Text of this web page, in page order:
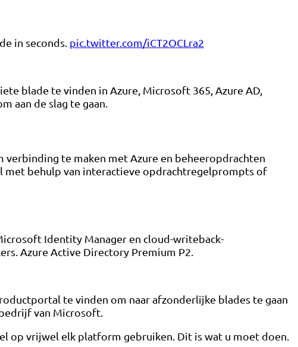
in seconds. pic.twitter.com/iCT2OCLra2
blade te vinden in Azure, Microsoft 365, Azure AD,
aan de slag te gaan.
te maken met Azure en beheeropdrachten
met behulp van interactieve opdrachtregelprompts of
Identity Manager en cloud-writeback-
Azure Active Directory Premium P2.
te vinden om naar afzonderlijke blades te gaan
van Microsoft.
op vrijwel elk platform gebruiken. Dit is wat u moet doen.